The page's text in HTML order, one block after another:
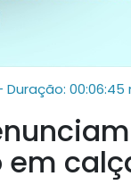
Duração: 00:06:45
em